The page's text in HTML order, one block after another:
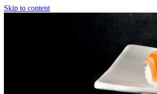
Skip to content